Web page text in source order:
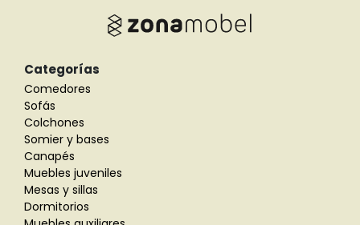
Categorías
Comedores
Sofás
Colchones
Somier y bases
Canapés
Muebles juveniles
Mesas y sillas
Dormitorios